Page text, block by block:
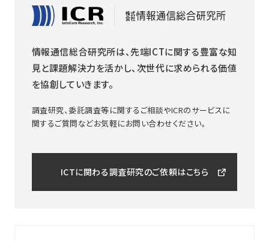
情報通信総合研究所は、先端ICTに関する豊富な知
見と課題解決力を活かし、次世代に求められる価値
を協創していきます。
調査研究、委託調査等に関するご相談やICRのサービスに
関するご質問などお気軽にお問い合わせください。
ICTに関わる調査研究のご依頼はこちら